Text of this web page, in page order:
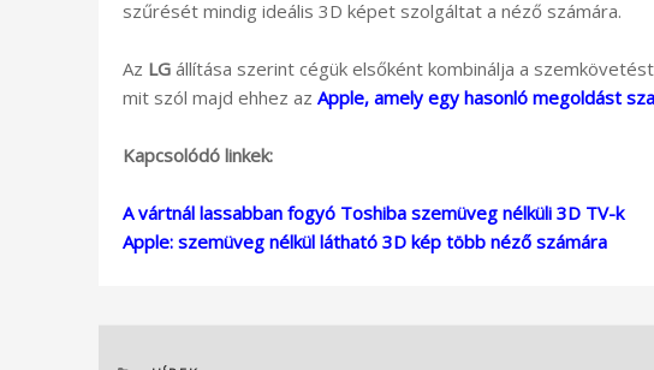
szűrését mindig ideális 3D képet szolgáltat a néző számára.
Az LG állítása szerint cégük elsőként kombinálja a
mit szól majd ehhez az Apple, amely egy hasonló megoldást
Kapcsolódó linkek:
A vártnál lassabban fogyó Toshiba szemüveg nélküli 3D TV-k
Apple: szemüveg nélkül látható 3D kép több néző számára